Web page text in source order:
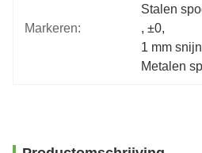
Markeren:
Stalen
, ±0,
1 mm
Metalen